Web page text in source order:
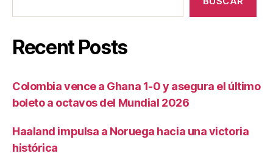
Recent Posts
Colombia vence a Ghana 1-0 y asegura el último
boleto a octavos del Mundial 2026
Haaland impulsa a Noruega hacia una victoria
histórica